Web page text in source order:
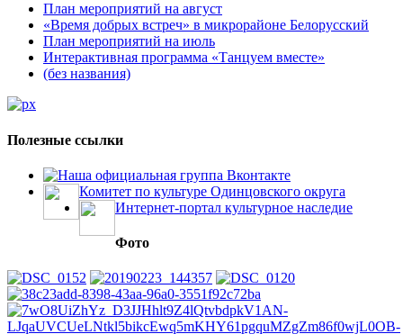
План мероприятий на август
«Время добрых встреч» в микрорайоне Белорусский
План мероприятий на июль
Интерактивная программа «Танцуем вместе»
(без названия)
Полезные ссылки
Наша официальная группа Вконтакте
Комитет по культуре Одинцовского округа
Интернет-портал культурное наследие
Фото